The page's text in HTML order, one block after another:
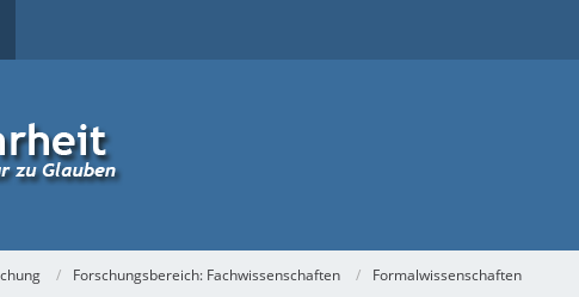
Forschungsbereich: Fachwissenschaften Formalwissenschaften